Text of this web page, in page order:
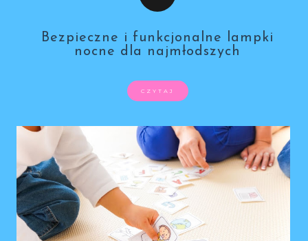
Bezpieczne i funkcjonalne lampki
nocne dla najmłodszych
CZYTAJ